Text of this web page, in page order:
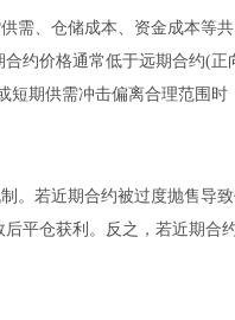
需、仓储成本、资金成本等
约价格通常低于远期合约(
短期供需冲击偏离合理范围时
。若近期合约被过度抛售导
平仓获利。反之，若近期合